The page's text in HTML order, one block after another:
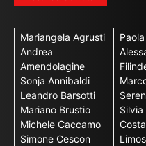
Mariangela Agrusti
Andrea
Amendolagine
Sonja Annibaldi
Leandro Barsotti
Mariano Brustio
Michele Caccamo
Simone Cescon